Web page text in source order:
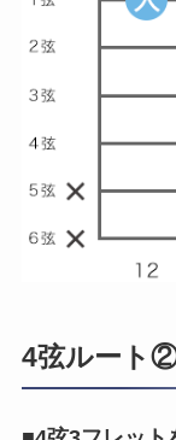
4弦ルート